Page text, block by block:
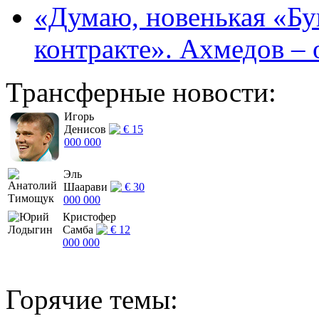
«Думаю, новенькая
контракте». Ахмедов
Трансферные новости:
Игорь
Денисов
€ 15
000 000
Эль
Шаарави
€ 30
000 000
Кристофер
Самба
€ 12
000 000
Горячие темы: